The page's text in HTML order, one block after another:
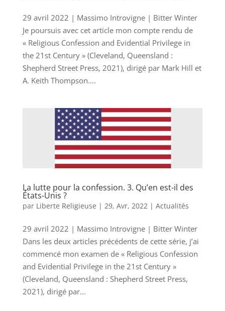
29 avril 2022 | Massimo Introvigne | Bitter Winter
Je poursuis avec cet article mon compte rendu de
« Religious Confession and Evidential Privilege in
the 21st Century » (Cleveland, Queensland :
Shepherd Street Press, 2021), dirigé par Mark Hill et
A. Keith Thompson....
La lutte pour la confession. 3. Qu’en est-il des
États-Unis ?
par Liberte Religieuse | 29, Avr, 2022| Actualités
29 avril 2022 | Massimo Introvigne | Bitter Winter
Dans les deux articles précédents de cette série, j’ai
commencé mon examen de « Religious Confession
and Evidential Privilege in the 21st Century »
(Cleveland, Queensland : Shepherd Street Press,
2021), dirigé par...